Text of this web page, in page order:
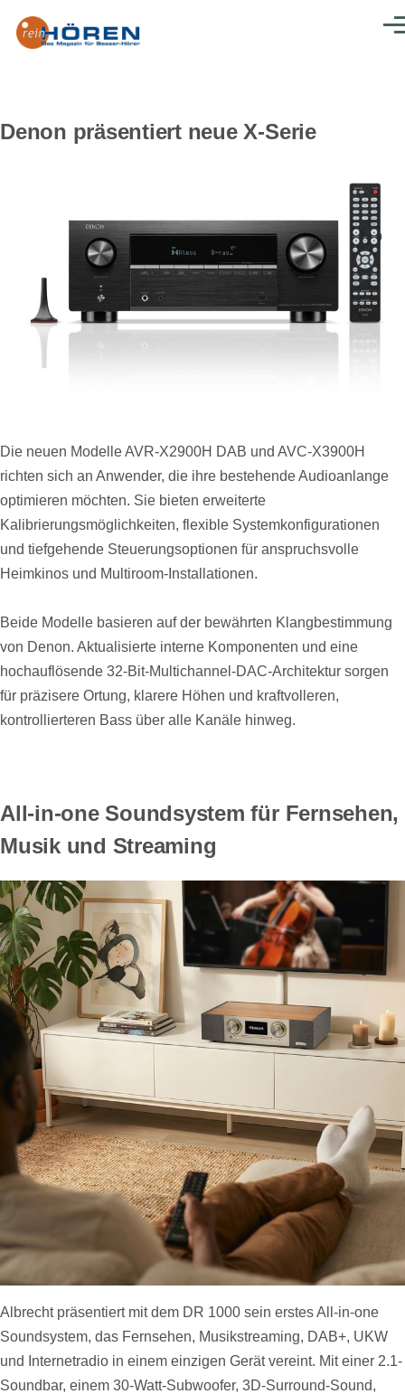
Denon präsentiert neue X-Serie
Die neuen Modelle AVR-X2900H DAB und AVC-X3900H
richten sich an Anwender, die ihre bestehende Audioanlange
optimieren möchten. Sie bieten erweiterte
Kalibrierungsmöglichkeiten, flexible Systemkonfigurationen
und tiefgehende Steuerungsoptionen für anspruchsvolle
Heimkinos und Multiroom-Installationen.
Beide Modelle basieren auf der bewährten Klangbestimmung
von Denon. Aktualisierte interne Komponenten und eine
hochauflösende 32-Bit-Multichannel-DAC-Architektur sorgen
für präzisere Ortung, klarere Höhen und kraftvolleren,
kontrollierteren Bass über alle Kanäle hinweg.
All-in-one Soundsystem für Fernsehen,
Musik und Streaming
Albrecht präsentiert mit dem DR 1000 sein erstes All-in-one
Soundsystem, das Fernsehen, Musikstreaming, DAB+, UKW
und Internetradio in einem einzigen Gerät vereint. Mit einer 2.1-
Soundbar, einem 30-Watt-Subwoofer, 3D-Surround-Sound,